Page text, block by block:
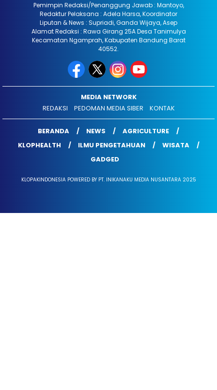
Pemimpin Redaksi/Penanggung Jawab : Mantoyo,
Redaktur Pelaksana : Adela Harsa, Koordinator
Liputan & News : Supriadi, Ganda Wijaya, Asep
Alamat Redaksi : Rawa Girang 25A Desa Tanimulya
Kecamatan Ngamprah, Kabupaten Bandung Barat
40552.
MEDIA NETWORK
REDAKSI
PEDOMAN MEDIA SIBER KONTAK
BERANDA NEWS
AGRICULTURE
KLOPHEALTH
ILMU PENGETAHUAN
WISATA
GADGED
KLOPAKINDONESIA POWERED BY PT. INIKANAKU MEDIA NUSANTARA 2025